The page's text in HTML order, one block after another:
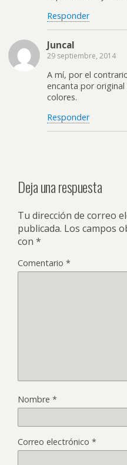
Responder
Juncal
29 septiembre, 2014
A mí, por el
encanta por
colores.
Responder
Deja una respuesta
Tu dirección de correo
publicada. Los campos
con *
Comentario *
Nombre *
Correo electrónico *